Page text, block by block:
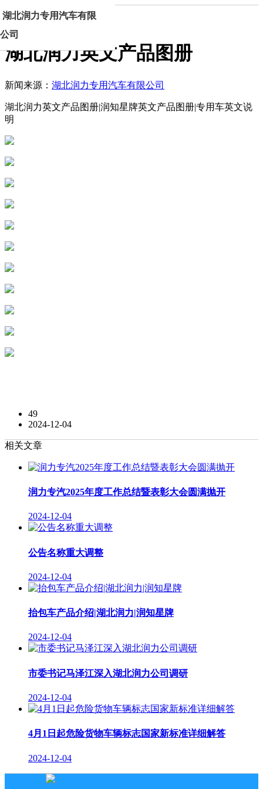
湖北润力专用汽车有限
公司
首页 新闻正文
湖北润力英文产品图册
新闻来源： 湖北润力专用汽车有限公司
湖北润力英文产品图册|润知星牌英文产品图册|专用车英文说
明
49
2024-12-04
相关文章
润力专汽2025年度工作总结暨表彰大会圆满抛开
2024-12-04
公告名称重大调整
2024-12-04
抬包车产品介绍|湖北润力|润知星牌
2024-12-04
市委书记马泽江深入湖北润力公司调研
2024-12-04
4月1日起危险货物车辆标志国家新标准详细解答
2024-12-04